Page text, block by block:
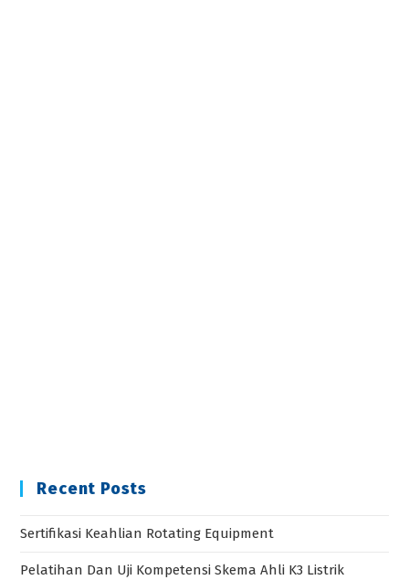
Recent Posts
Sertifikasi Keahlian Rotating Equipment
Pelatihan Dan Uji Kompetensi Skema Ahli K3 Listrik